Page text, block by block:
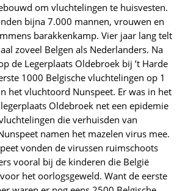
om vluchtelingen te huisvesten.
bijna 7.000 mannen, vrouwen en
barakkenkamp. Vier jaar lang telt
zoveel Belgen als Nederlanders. Na
de Legerplaats Oldebroek bij ’t Harde
1000 Belgische vluchtelingen op 1
het vluchtoord Nunspeet. Er was in het
Oldebroek net een epidemie
die verhuisden van
namen het mazelen virus mee.
vonden de virussen ruimschoots
vooral bij de kinderen die België
het oorlogsgeweld. Want de eerste